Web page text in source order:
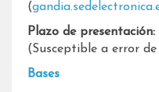
(
Plazo de presentación:
(Susceptible a error
Bases